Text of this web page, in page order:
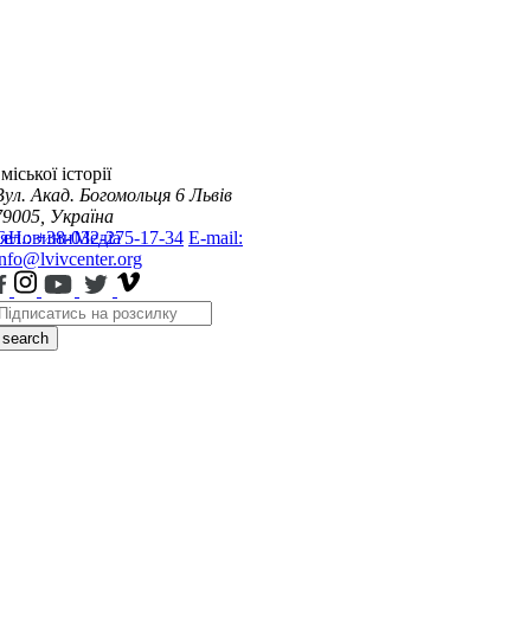
НовиниМедіа
історії
Акад. Богомольця 6 Львів
Україна
+38-032-275-17-34 E-mail:
search